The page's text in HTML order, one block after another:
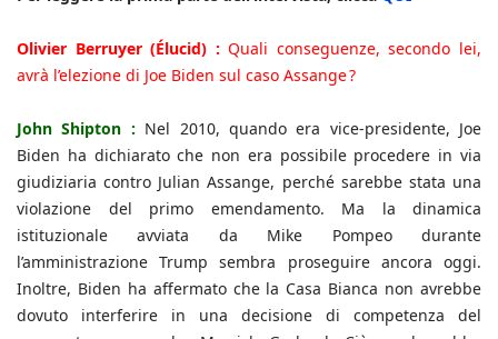
Olivier Berruyer (Élucid) : Quali conseguenze, secondo lei,
avrà l’elezione di Joe Biden sul caso Assange ?
John Shipton : Nel 2010, quando era vice-presidente, Joe
Biden ha dichiarato che non era possibile procedere in via
giudiziaria contro Julian Assange, perché sarebbe stata una
violazione del primo emendamento. Ma la dinamica
istituzionale avviata da Mike Pompeo durante
l’amministrazione Trump sembra proseguire ancora oggi.
Inoltre, Biden ha affermato che la Casa Bianca non avrebbe
dovuto interferire in una decisione di competenza del